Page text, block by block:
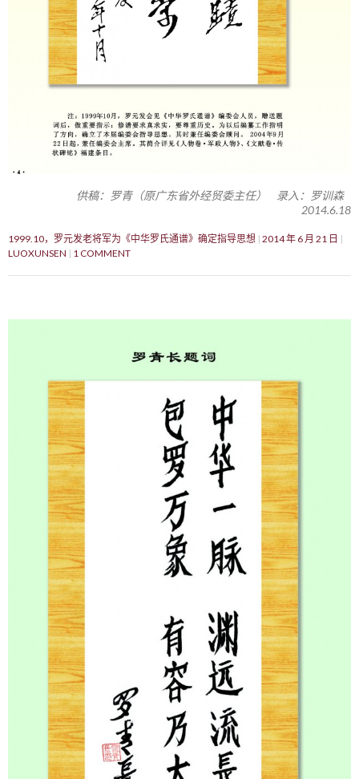
供稿：罗青（原广东省外经贸委主任） 录入：罗训森
2014.6.18
1999.10，罗元发老将军为《中华罗氏通谱》确定指导思想 2014 年 6 月 21 日
LUOXUNSEN
1 COMMENT